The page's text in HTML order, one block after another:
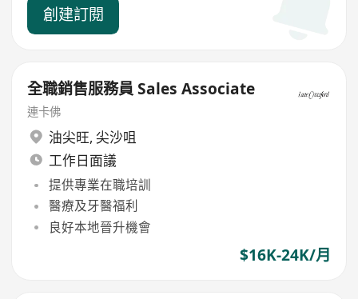
創建訂閱
全職銷售服務員 Sales Associate
連卡佛
油尖旺, 尖沙咀
工作日面議
提供專業在職培訓
醫療及牙醫福利
良好本地晉升機會
$16K-24K/月